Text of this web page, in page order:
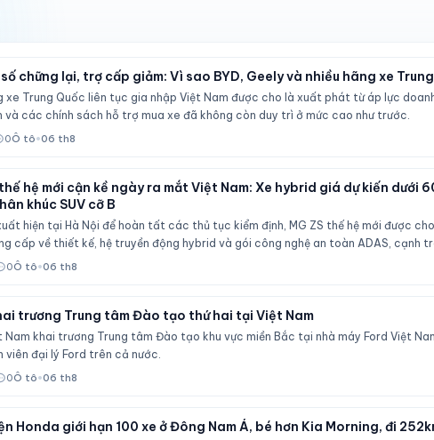
chững lại, trợ cấp giảm: Vì sao BYD, Geely và nhiều hãng xe
xe Trung Quốc liên tục gia nhập Việt Nam được cho là xuất phát từ áp lực
và các chính sách hỗ trợ mua xe đã không còn duy trì ở mức cao như trước.
0Ô tô•06 th8
thế hệ mới cận kề ngày ra mắt Việt Nam: Xe hybrid giá dự kiến dưới
khúc SUV cỡ B
hiện tại Hà Nội để hoàn tất các thủ tục kiểm định, MG ZS thế hệ mới được
cấp về thiết kế, hệ truyền động hybrid và gói công nghệ an toàn ADAS, cạnh
Honda HR-V.
0Ô tô•06 th8
trương Trung tâm Đào tạo thứ hai tại Việt Nam
Nam khai trương Trung tâm Đào tạo khu vực miền Bắc tại nhà máy Ford Việt
viên đại lý Ford trên cả nước.
0Ô tô•06 th8
Honda giới hạn 100 xe ở Đông Nam Á, bé hơn Kia Morning, đi